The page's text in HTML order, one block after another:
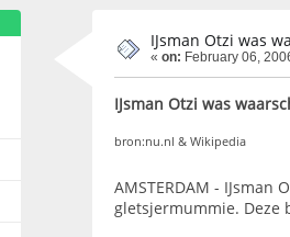
IJsman Otzi was
« on: February 06,
IJsman Otzi was
bron:nu.nl & Wikipedia
AMSTERDAM -
gletsjermummie. Deze